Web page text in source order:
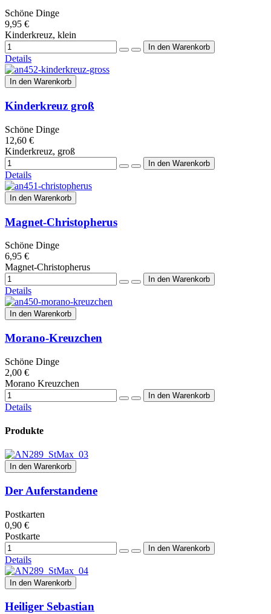
Schöne Dinge
9,95 €
Kinderkreuz, klein
Details
In den Warenkorb
Kinderkreuz groß
Schöne Dinge
12,60 €
Kinderkreuz, groß
Details
In den Warenkorb
Magnet-Christopherus
Schöne Dinge
6,95 €
Magnet-Christopherus
Details
In den Warenkorb
Morano-Kreuzchen
Schöne Dinge
2,00 €
Morano Kreuzchen
Details
Produkte
In den Warenkorb
Der Auferstandene
Postkarten
0,90 €
Postkarte
Details
In den Warenkorb
Heiliger Sebastian